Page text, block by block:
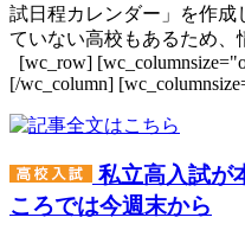
試日程カレンダー」を作成
ていない高校もあるため
[wc_row]
[/wc_column]
私立高入試が
ころでは今週末から